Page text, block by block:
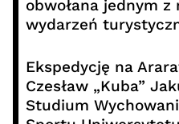
obwołana jednym z
wydarzeń
Ekspedycję na
Czesław „Kuba”
Studium